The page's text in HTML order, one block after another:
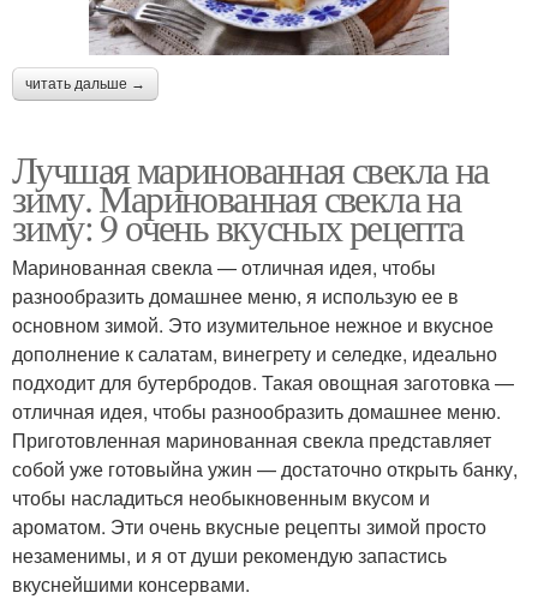
читать дальше →
Лучшая маринованная свекла на
зиму. Маринованная свекла на
зиму: 9 очень вкусных рецепта
Маринованная свекла — отличная идея, чтобы
разнообразить домашнее меню, я использую ее в
основном зимой. Это изумительное нежное и вкусное
дополнение к салатам, винегрету и селедке, идеально
подходит для бутербродов. Такая овощная заготовка —
отличная идея, чтобы разнообразить домашнее меню.
Приготовленная маринованная свекла представляет
собой уже готовыйна ужин — достаточно открыть банку,
чтобы насладиться необыкновенным вкусом и
ароматом. Эти очень вкусные рецепты зимой просто
незаменимы, и я от души рекомендую запастись
вкуснейшими консервами.